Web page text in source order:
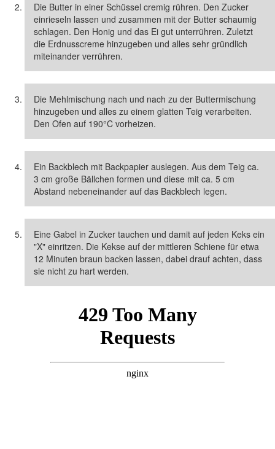
Die Butter in einer Schüssel cremig rühren. Den Zucker
einrieseln lassen und zusammen mit der Butter schaumig
schlagen. Den Honig und das Ei gut unterrühren. Zuletzt
die Erdnusscreme hinzugeben und alles sehr gründlich
miteinander verrühren.
Die Mehlmischung nach und nach zu der Buttermischung
hinzugeben und alles zu einem glatten Teig verarbeiten.
Den Ofen auf 190°C vorheizen.
Ein Backblech mit Backpapier auslegen. Aus dem Teig ca.
3 cm große Bällchen formen und diese mit ca. 5 cm
Abstand nebeneinander auf das Backblech legen.
Eine Gabel in Zucker tauchen und damit auf jeden Keks ein
"X" einritzen. Die Kekse auf der mittleren Schiene für etwa
12 Minuten braun backen lassen, dabei drauf achten, dass
sie nicht zu hart werden.